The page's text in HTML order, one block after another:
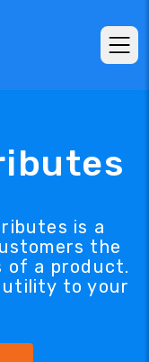
is a
the
of a product.
to your